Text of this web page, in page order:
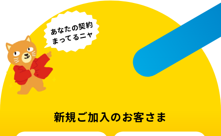
あなたの契約
まってるニャ
新規ご加入のお客さま